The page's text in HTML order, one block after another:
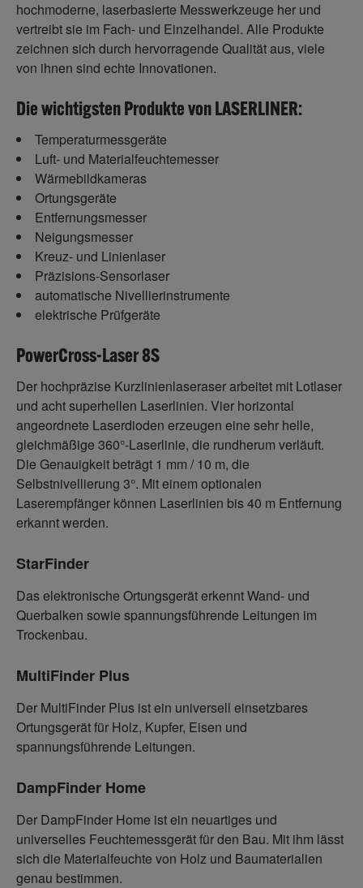
hochmoderne, laserbasierte Messwerkzeuge her und
vertreibt sie im Fach- und Einzelhandel. Alle Produkte
zeichnen sich durch hervorragende Qualität aus, viele
von ihnen sind echte Innovationen.
Die wichtigsten Produkte von LASERLINER:
Temperaturmessgeräte
Luft- und Materialfeuchtemesser
Wärmebildkameras
Ortungsgeräte
Entfernungsmesser
Neigungsmesser
Kreuz- und Linienlaser
Präzisions-Sensorlaser
automatische Nivellierinstrumente
elektrische Prüfgeräte
PowerCross-Laser 8S
Der hochpräzise Kurzlinienlaseraser arbeitet mit Lotlaser
und acht superhellen Laserlinien. Vier horizontal
angeordnete Laserdioden erzeugen eine sehr helle,
gleichmäßige 360°-Laserlinie, die rundherum verläuft.
Die Genauigkeit beträgt 1 mm / 10 m, die
Selbstnivellierung 3°. Mit einem optionalen
Laserempfänger können Laserlinien bis 40 m Entfernung
erkannt werden.
StarFinder
Das elektronische Ortungsgerät erkennt Wand- und
Querbalken sowie spannungsführende Leitungen im
Trockenbau.
MultiFinder Plus
Der MultiFinder Plus ist ein universell einsetzbares
Ortungsgerät für Holz, Kupfer, Eisen und
spannungsführende Leitungen.
DampFinder Home
Der DampFinder Home ist ein neuartiges und
universelles Feuchtemessgerät für den Bau. Mit ihm lässt
sich die Materialfeuchte von Holz und Baumaterialien
genau bestimmen.